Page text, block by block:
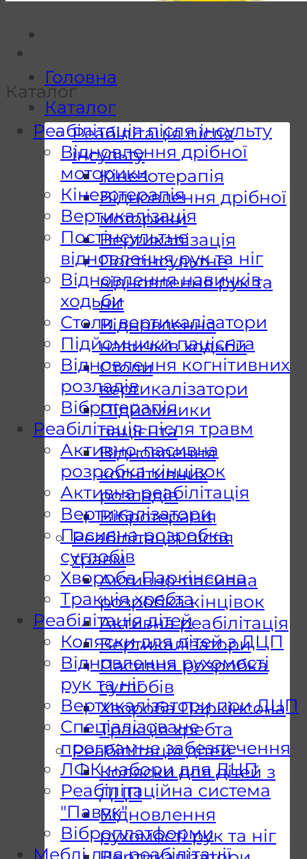
Головна
Каталог
Реабілітація після
інсульту
Кінезотерапія
Відновлення дрібної
моторики
Вертикалізація
Постінсультне
відновлення рук та
ніг
Відновлення
навичків ходьби
Столи
вертикалізатори
Підйомники
пацієнта
Відновлення
когнітивних
розладів
Вібротерапія
Реабілітація після
травм
Активно-пасивна
розробка кінцівок
Активна реабілітація
Вертикалізатори
Пасивна розробка
суглобів
Хвороба Паркінсона
Тракція хребта
Реабілітація дітей
Коляски для дітей з
ДЦП
Відновлення
рухомості рук та ніг
Каталог
Реабілітація після інсульту
Відновлення дрібної
моторики
Кінезотерапія
Вертикалізація
Постінсультне
відновлення рук та ніг
Відновлення навичків
ходьби
Столи вертикалізатори
Підйомники пацієнта
Відновлення когнітивних
розладів
Вібротерапія
Реабілітація після травм
Активно-пасивна
розробка кінцівок
Активна реабілітація
Вертикалізатори
Пасивна розробка
суглобів
Хвороба Паркінсона
Тракція хребта
Реабілітація дітей
Коляски для дітей з ДЦП
Відновлення рухомості
рук та ніг
Вертикалізатори при ДЦП
Спеціалізоване
програмне забезпечення
ЛФК набори для ДЦП
Реабілітаційна система
"Павук"
Віброплатформи
Меблі для реабілітації